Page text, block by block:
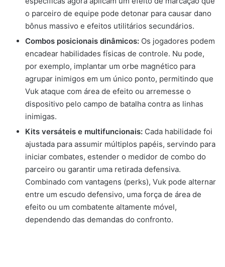
o parceiro de equipe pode detonar para causar dano
bônus massivo e efeitos utilitários secundários.
Combos posicionais dinâmicos: Os jogadores podem
encadear habilidades físicas de controle. Nu pode,
por exemplo, implantar um orbe magnético para
agrupar inimigos em um único ponto, permitindo que
Vuk ataque com área de efeito ou arremesse o
dispositivo pelo campo de batalha contra as linhas
inimigas.
Kits versáteis e multifuncionais: Cada habilidade foi
ajustada para assumir múltiplos papéis, servindo para
iniciar combates, estender o medidor de combo do
parceiro ou garantir uma retirada defensiva.
Combinado com vantagens (perks), Vuk pode alternar
entre um escudo defensivo, uma força de área de
efeito ou um combatente altamente móvel,
dependendo das demandas do confronto.